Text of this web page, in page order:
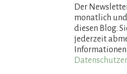
Der
monatlich
diesen Blog.
jederzeit